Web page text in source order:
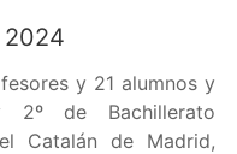
2024
y 21 alumnos y
2º de Bachillerato
Catalán de Madrid,